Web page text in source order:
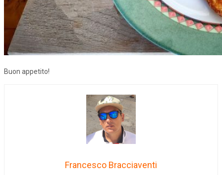
Buon appetito!
Francesco Bracciaventi